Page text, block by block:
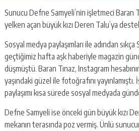
Sunucu Defne Samyeli’nin işletmeci Baran
yelken açan büyük kızı Deren Talu’ya
Sosyal medya paylaşımları ile adından
geçtiğimiz hafta aşk haberiyle magazin
düşmüştü. Baran Tınaz, Instagram
yaşındaki güzel ile fotoğrafını yayınlamıştı.
paylaşımı kısa sürede sosyal medyada
Defne Samyeli ise önceki gün büyük kızı
mekanın terasında poz vermiş. Ünlü